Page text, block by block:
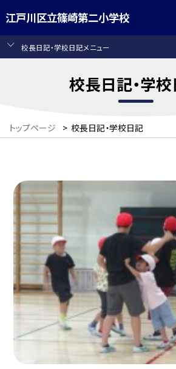
江戸川区立篠崎第二小学校
校長日記・学校日記メニュー
校長日記・学
トップページ > 校長日記・学校日記